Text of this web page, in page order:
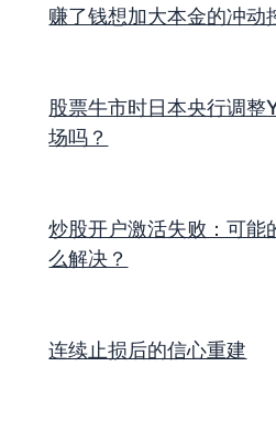
赚了钱想加大本金的冲动
股票牛市时日本央行调整
场吗？
炒股开户激活失败：可能
么解决？
连续止损后的信心重建